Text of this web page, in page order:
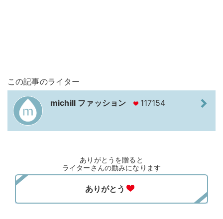
この記事のライター
michill ファッション 117154
ありがとうを贈ると
ライターさんの励みになります